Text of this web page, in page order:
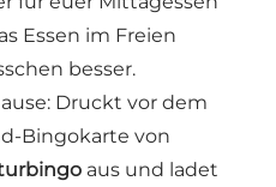
Essen im Freien
besser.
Druckt vor dem
Bingokarte von
aus und ladet